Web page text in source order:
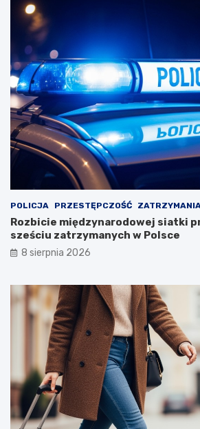
POLICJA PRZESTĘPCZOŚĆ ZATRZYMANIA
Rozbicie międzynarodowej siatki
sześciu zatrzymanych w Polsce
8 sierpnia 2026